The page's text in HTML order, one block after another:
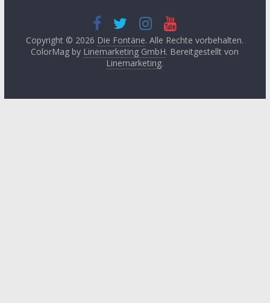
Leitartikel von
Fethullah Gülen
Lyrik
2024(3)
Juni 2024(3)
April 2024(2)
Copyright © 2026 Die Fontäne. Alle Rechte vorbehalten.
ColorMag by Linemarketing GmbH. Bereitgestellt von
Linemarketing.